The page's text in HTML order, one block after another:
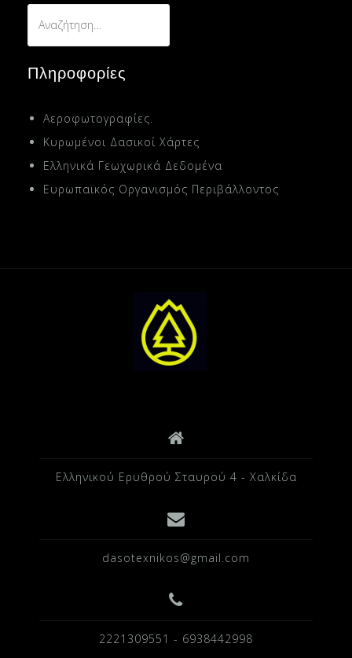
για:
Πληροφορίες
Αεροφωτογραφίες.
Κυρωμένοι Δασικοί Χάρτες
Ελληνικά Γεωχωρικά Δεδομένα
Ευρωπαϊκός Οργανισμός Περιβάλλοντος
Ελληνικού Ερυθρού Σταυρού 4 - Χαλκίδα
dasotexnikos@gmail.com
2221309551 - 6938442998